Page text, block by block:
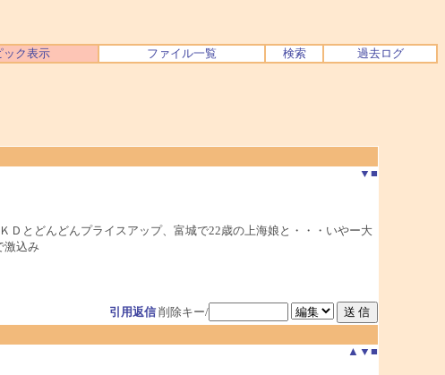
ック表示 ファイル一覧 検索 過去ログ
▼ ■
とどんどんプライスアップ、富城で22歳の上海娘と・・・いやー大
激込み
引用返信 削除キー/
▲ ▼ ■